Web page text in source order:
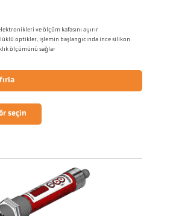
ve ölçüm kafasını ayırır
optikler, işlemin başlangıcında ince silikon
ölçümünü sağlar
seçin